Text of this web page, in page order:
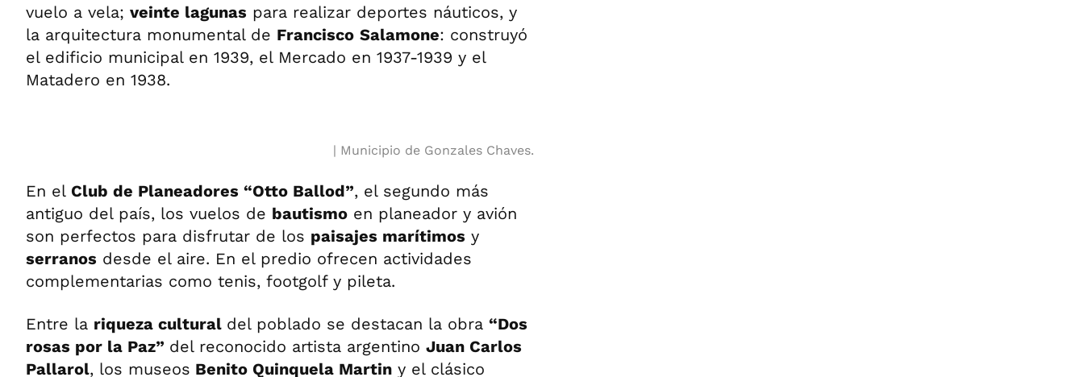
vuelo a vela; veinte lagunas para realizar deportes náuticos, y
la arquitectura monumental de Francisco Salamone: construyó
el edificio municipal en 1939, el Mercado en 1937-1939 y el
Matadero en 1938.
Municipio de Gonzales Chaves.
En el Club de Planeadores “Otto Ballod”, el segundo más
antiguo del país, los vuelos de bautismo en planeador y avión
son perfectos para disfrutar de los paisajes marítimos y
serranos desde el aire. En el predio ofrecen actividades
complementarias como tenis, footgolf y pileta.
Entre la riqueza cultural del poblado se destacan la obra “Dos
rosas por la Paz” del reconocido artista argentino Juan Carlos
Pallarol, los museos Benito Quinquela Martin y el clásico